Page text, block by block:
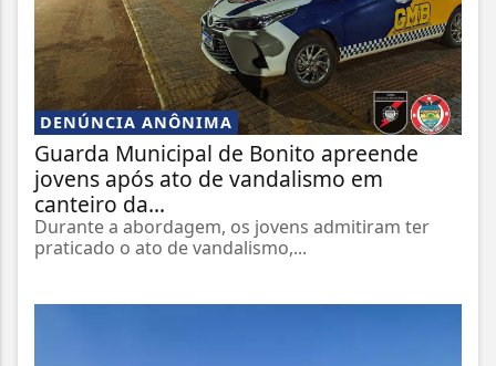
DENÚNCIA ANÔNIMA
Guarda Municipal de Bonito apreende
jovens após ato de vandalismo em
canteiro da...
Durante a abordagem, os jovens admitiram ter
praticado o ato de vandalismo,...